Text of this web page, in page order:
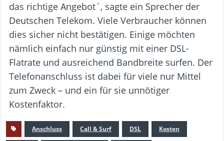
das richtige Angebot´, sagte ein Sprecher der
Deutschen Telekom. Viele Verbraucher können
dies sicher nicht bestätigen. Einige möchten
nämlich einfach nur günstig mit einer DSL-
Flatrate und ausreichend Bandbreite surfen. Der
Telefonanschluss ist dabei für viele nur Mittel
zum Zweck – und ein für sie unnötiger
Kostenfaktor.
Anschluss Call & Surf DSL Kosten